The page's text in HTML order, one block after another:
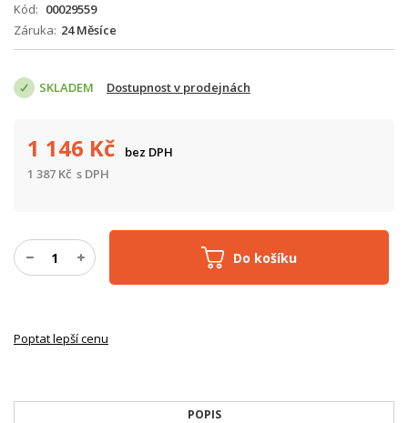
Kód
00029559
Záruka 24 Měsíce
SKLADEM Dostupnost v prodejnách
Do košíku
1 146 Kč
bez DPH
1 387 Kč s DPH
Poptat lepší cenu
POPIS